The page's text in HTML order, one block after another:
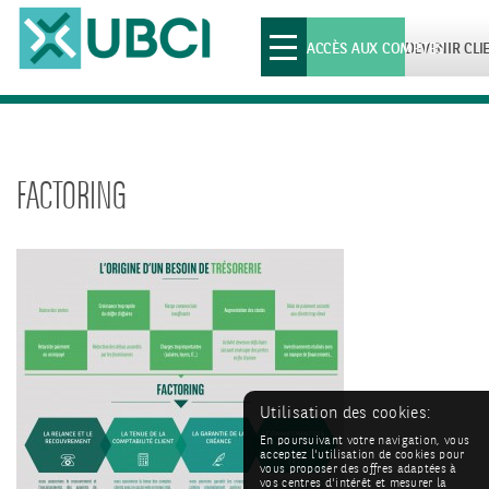
Toggle
navigationDEVENIR
ACCÈS AUX COMPTES
FACTORING
Utilisation des cookies:
En poursuivant votre navigation, vous
acceptez l'utilisation de cookies pour
vous proposer des offres adaptées à
vos centres d'intérêt et mesurer la